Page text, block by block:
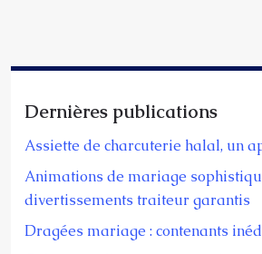
Dernières publications
Assiette de charcuterie halal, un
Animations de mariage
divertissements traiteur garantis
Dragées mariage : contenants